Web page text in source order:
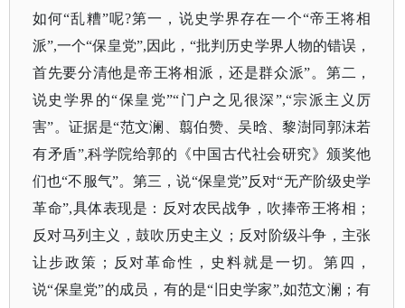
如何“乱糟”呢?第一，说史学界存在一个“帝王将相
派”,一个“保皇党”,因此，“批判历史学界人物的错误，
首先要分清他是帝王将相派，还是群众派”。第二，
说史学界的“保皇党”“门户之见很深”,“宗派主义厉
害”。证据是“范文澜、翦伯赞、吴晗、黎澍同郭沫若
有矛盾”,科学院给郭的《中国古代社会研究》颁奖他
们也“不服气”。第三，说“保皇党”反对“无产阶级史学
革命”,具体表现是：反对农民战争，吹捧帝王将相；
反对马列主义，鼓吹历史主义；反对阶级斗争，主张
让步政策；反对革命性，史料就是一切。第四，
说“保皇党”的成员，有的是“旧史学家”,如范文澜；有